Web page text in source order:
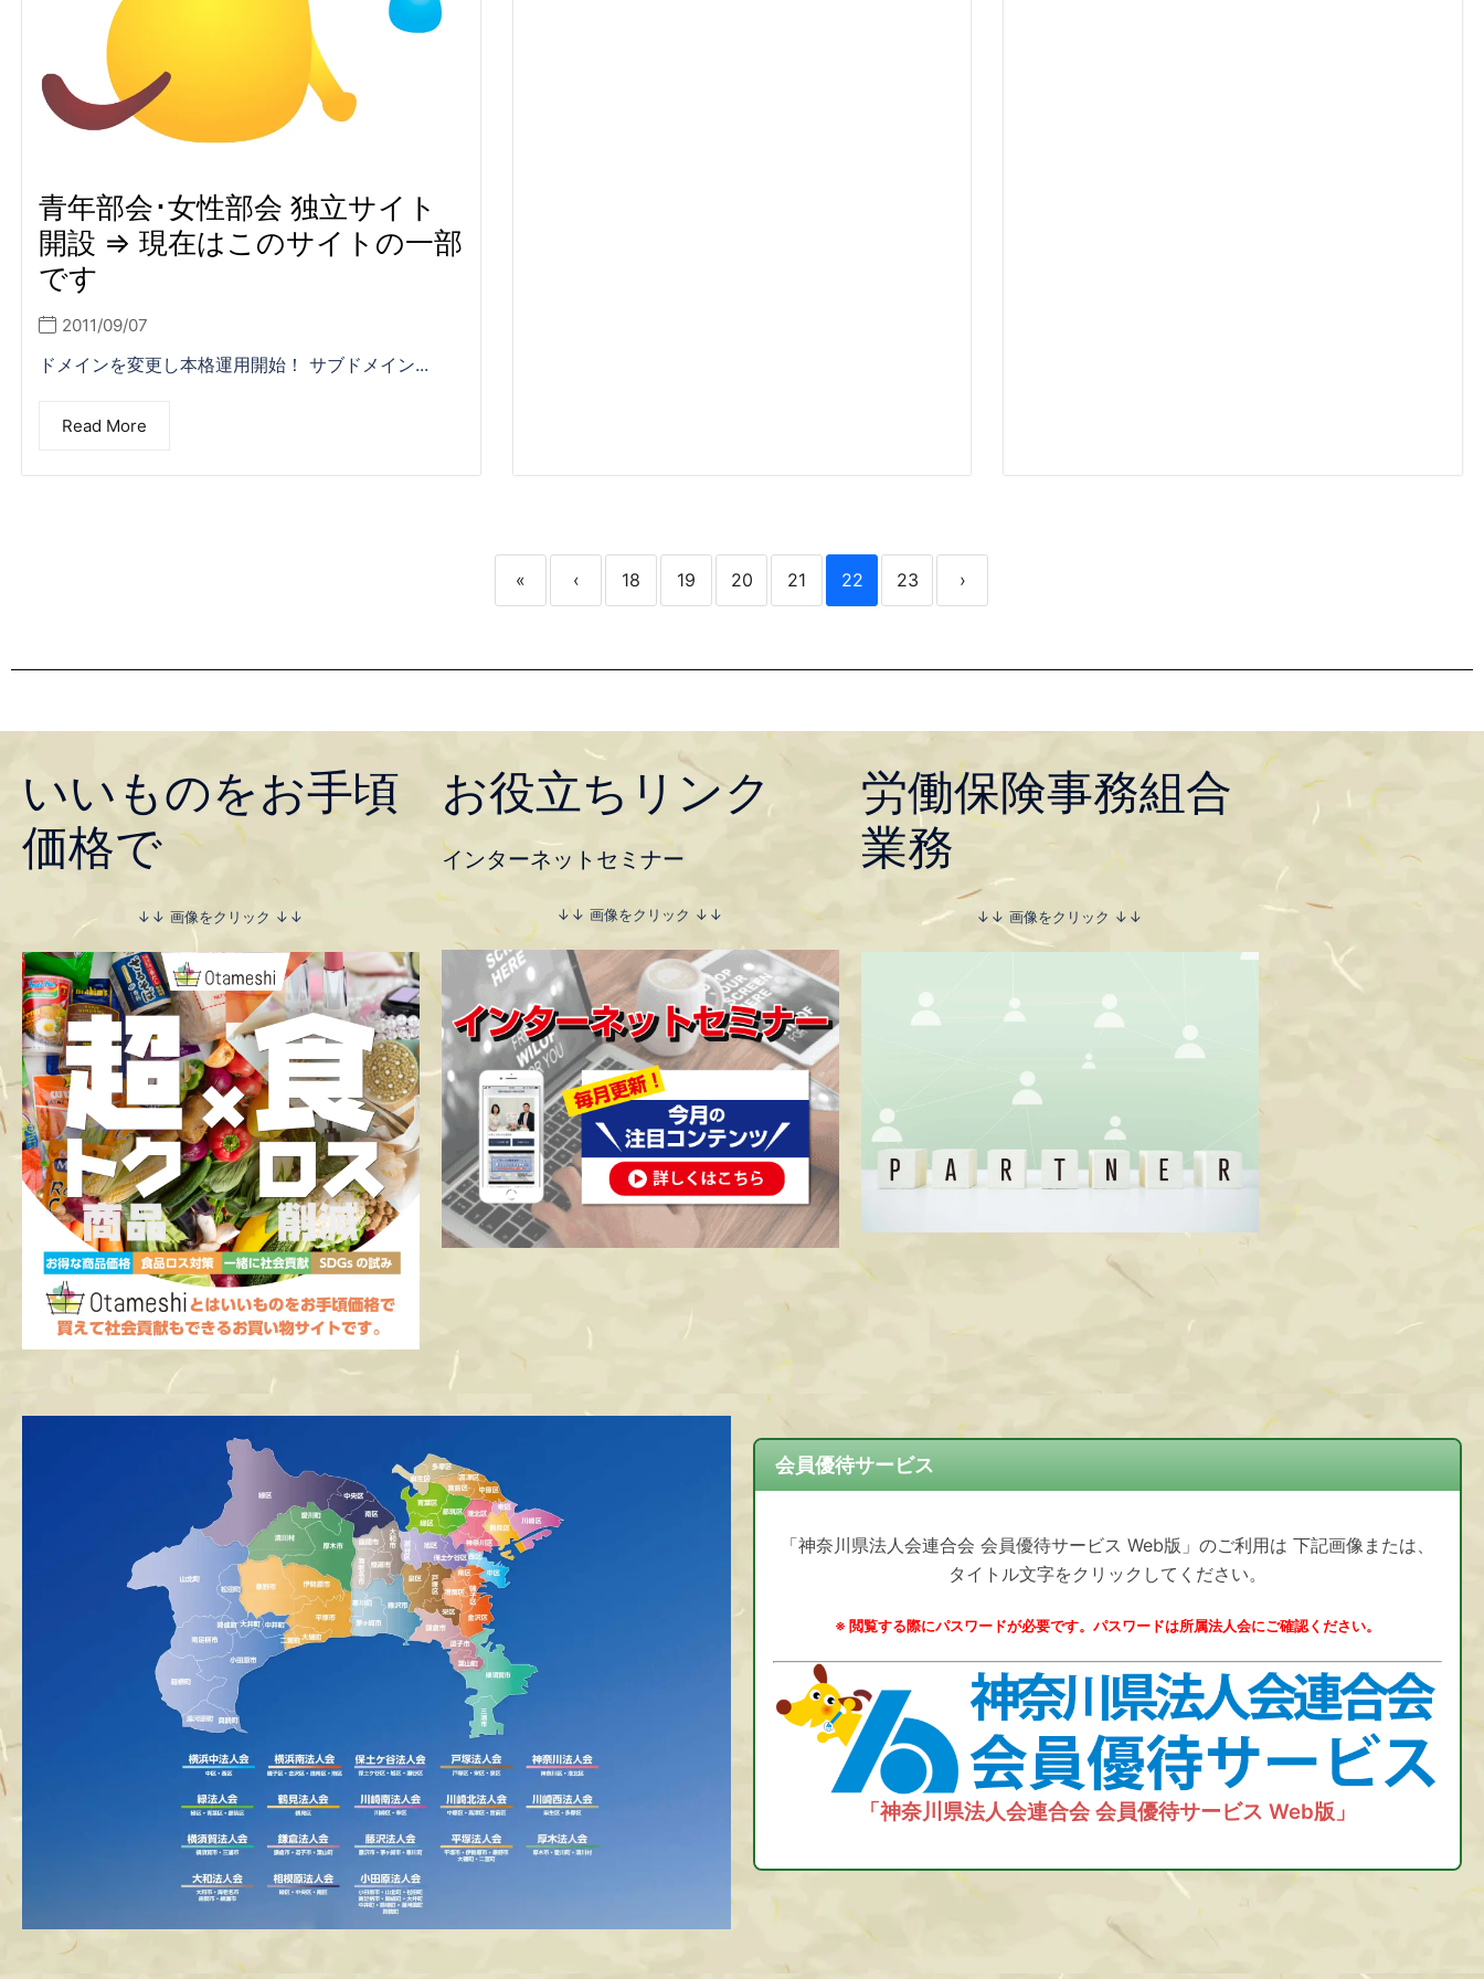
青年部会･女性部会 独立サイト
開設 ⇒ 現在はこのサイトの一部
です
2011/09/07
ドメインを変更し本格運用開始！ サブドメイン...
Read More
« ‹ 18 19 20 21 22 23 ›
いいものをお手頃
価格で
↓↓ 画像をクリック ↓↓
お役立ちリンク
インターネットセミナー
↓↓ 画像をクリック ↓↓
労働保険事務組合
業務
↓↓ 画像をクリック ↓↓
会員優待サービス
「神奈川県法人会連合会 会員優待サービス Web版」のご利用は 下記画像または、
タイトル文字をクリックしてください。
※ 閲覧する際にパスワードが必要です。パスワードは所属法人会にご確認ください。
「神奈川県法人会連合会 会員優待サービス Web版」